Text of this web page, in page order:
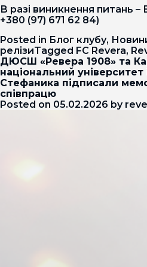
В разі виникнення питань
+380 (97) 671 62 84)
Posted in Блог клубу,
релізиTagged FC Revera,
ДЮСШ «Ревера 1908» та
національний університет
Стефаника підписали
співпрацю
Posted on 05.02.2026 by